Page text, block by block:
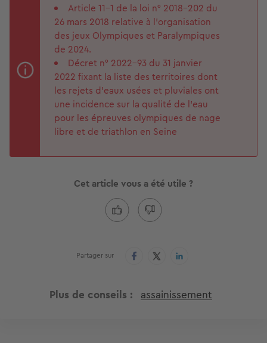
Article 11-1 de la loi n° 2018-202 du
26 mars 2018 relative à l'organisation
des jeux Olympiques et Paralympiques
de 2024.
Décret n° 2022-93 du 31 janvier
2022 fixant la liste des territoires dont
les rejets d'eaux usées et pluviales ont
une incidence sur la qualité de l'eau
pour les épreuves olympiques de nage
libre et de triathlon en Seine
Cet article vous a été utile ?
Partager sur
Plus de conseils assainissement